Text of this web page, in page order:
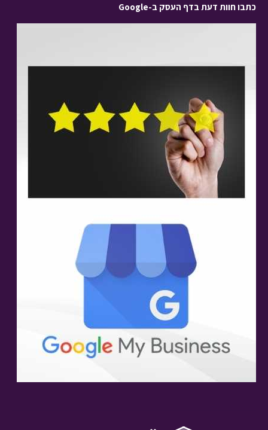
כתבו חוות דעת בדף העסק ב-Google